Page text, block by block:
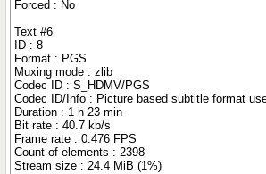
Forced : No
Text #6
ID : 8
Format : PGS
Muxing mode : zlib
Codec ID : S_HDMV/PGS
Codec ID/Info : Picture based subtitle format
Duration : 1 h 23 min
Bit rate : 40.7 kb/s
Frame rate : 0.476 FPS
Count of elements : 2398
Stream size : 24.4 MiB (1%)